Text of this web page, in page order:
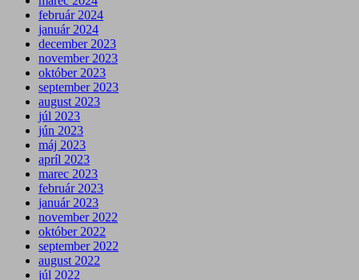
február 2024
január 2024
december 2023
november 2023
október 2023
september 2023
august 2023
júl 2023
jún 2023
máj 2023
apríl 2023
marec 2023
február 2023
január 2023
november 2022
október 2022
september 2022
august 2022
júl 2022